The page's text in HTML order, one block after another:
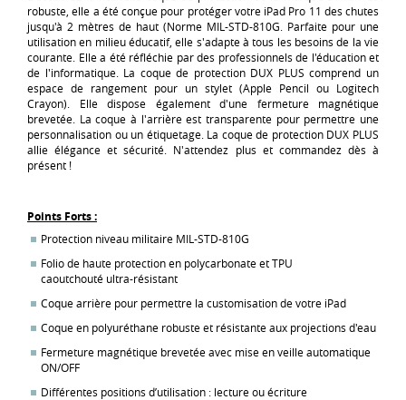
robuste, elle a été conçue pour protéger votre iPad Pro 11 des chutes
jusqu'à 2 mètres de haut (Norme MIL-STD-810G. Parfaite pour une
utilisation en milieu éducatif, elle s'adapte à tous les besoins de la vie
courante. Elle a été réfléchie par des professionnels de l'éducation et
de l'informatique. La coque de protection DUX PLUS comprend un
espace de rangement pour un stylet (Apple Pencil ou Logitech
Crayon). Elle dispose également d'une fermeture magnétique
brevetée. La coque à l'arrière est transparente pour permettre une
personnalisation ou un étiquetage. La coque de protection DUX PLUS
allie élégance et sécurité. N'attendez plus et commandez dès à
présent !
Points Forts :
Protection niveau militaire MIL-STD-810G
Folio de haute protection en polycarbonate et TPU
caoutchouté ultra-résistant
Coque arrière pour permettre la customisation de votre iPad
Coque en polyuréthane robuste et résistante aux projections d'eau
Fermeture magnétique brevetée avec mise en veille automatique
ON/OFF
Différentes positions d’utilisation : lecture ou écriture